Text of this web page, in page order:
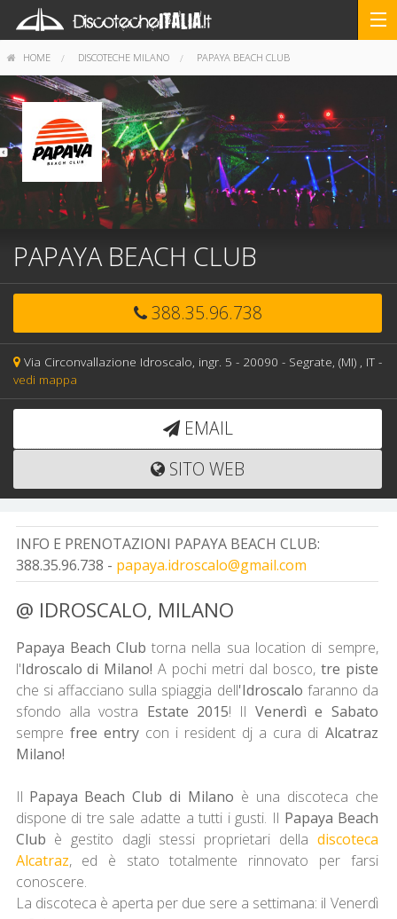
HOME DISCOTECHE MILANO PAPAYA BEACH CLUB
PAPAYA BEACH CLUB
388.35.96.738
Via Circonvallazione Idroscalo, ingr. 5 - 20090 - Segrate, (MI) , IT -
vedi mappa
EMAIL
SITO WEB
INFO E PRENOTAZIONI PAPAYA BEACH CLUB:
388.35.96.738 - papaya.idroscalo@gmail.com
@ IDROSCALO, MILANO
Papaya Beach Club torna nella sua location di sempre,
l'Idroscalo di Milano! A pochi metri dal bosco, tre piste
che si affacciano sulla spiaggia dell'Idroscalo faranno da
sfondo alla vostra Estate 2015! Il Venerdì e Sabato
sempre free entry con i resident dj a cura di Alcatraz
Milano!
Il Papaya Beach Club di Milano è una discoteca che
dispone di tre sale adatte a tutti i gusti. Il Papaya Beach
Club è gestito dagli stessi proprietari della discoteca
Alcatraz, ed è stato totalmente rinnovato per farsi
conoscere.
La discoteca è aperta per due sere a settimana: il Venerdì